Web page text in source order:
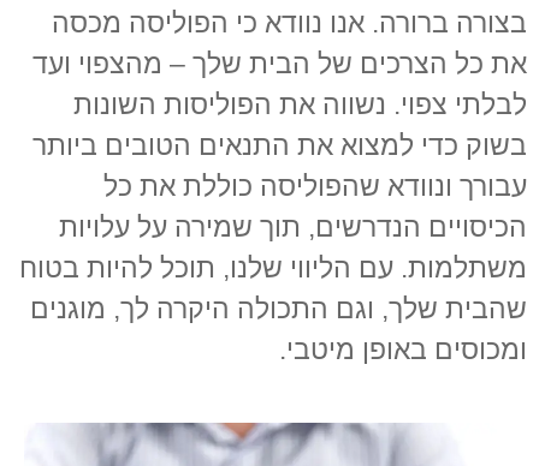
בצורה ברורה. אנו נוודא כי הפוליסה מכסה
את כל הצרכים של הבית שלך – מהצפוי ועד
לבלתי צפוי. נשווה את הפוליסות השונות
בשוק כדי למצוא את התנאים הטובים ביותר
עבורך ונוודא שהפוליסה כוללת את כל
הכיסויים הנדרשים, תוך שמירה על עלויות
משתלמות. עם הליווי שלנו, תוכל להיות בטוח
שהבית שלך, וגם התכולה היקרה לך, מוגנים
ומכוסים באופן מיטבי.